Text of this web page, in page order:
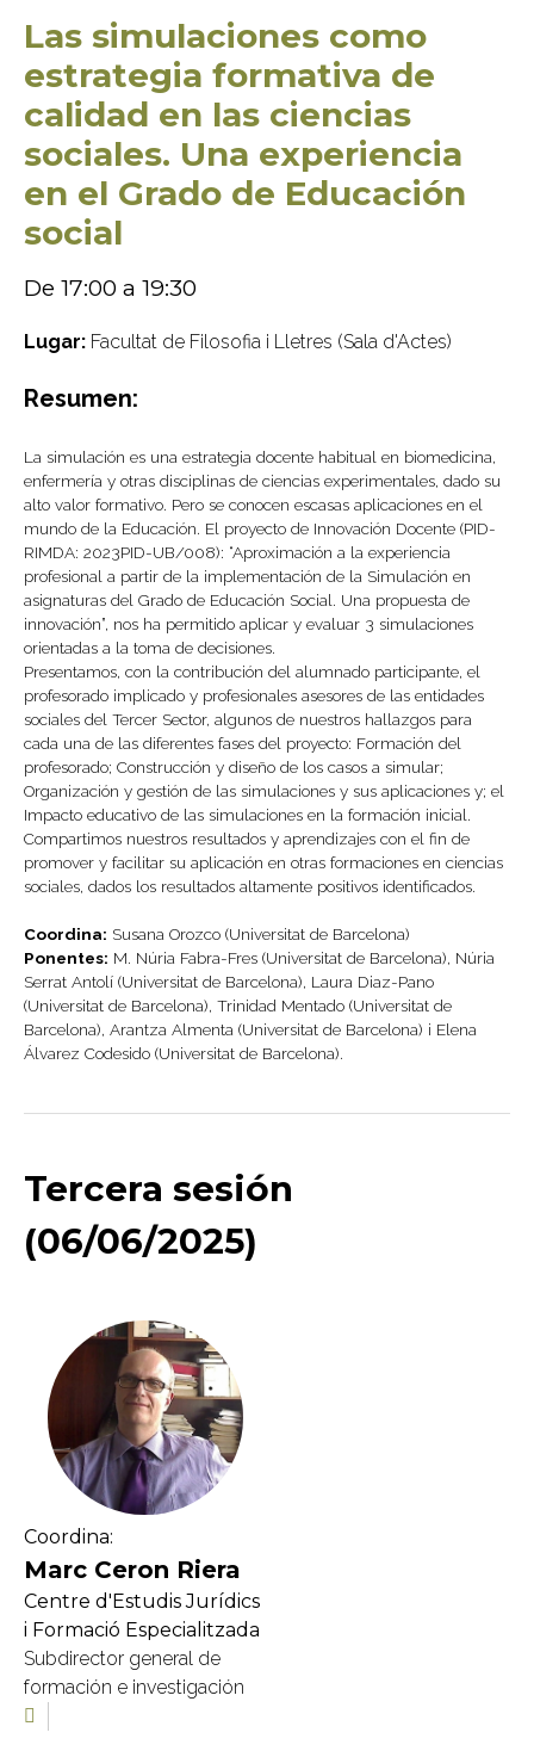
Las simulaciones como
estrategia formativa de
calidad en las ciencias
sociales. Una experiencia
en el Grado de Educación
social
De 17:00 a 19:30
Lugar: Facultat de Filosofia i Lletres (Sala d'Actes)
Resumen:
La simulación es una estrategia docente habitual en biomedicina,
enfermería y otras disciplinas de ciencias experimentales, dado su
alto valor formativo. Pero se conocen escasas aplicaciones en el
mundo de la Educación. El proyecto de Innovación Docente (PID-
RIMDA: 2023PID-UB/008): “Aproximación a la experiencia
profesional a partir de la implementación de la Simulación en
asignaturas del Grado de Educación Social. Una propuesta de
innovación”, nos ha permitido aplicar y evaluar 3 simulaciones
orientadas a la toma de decisiones.
Presentamos, con la contribución del alumnado participante, el
profesorado implicado y profesionales asesores de las entidades
sociales del Tercer Sector, algunos de nuestros hallazgos para
cada una de las diferentes fases del proyecto: Formación del
profesorado; Construcción y diseño de los casos a simular;
Organización y gestión de las simulaciones y sus aplicaciones y; el
Impacto educativo de las simulaciones en la formación inicial.
Compartimos nuestros resultados y aprendizajes con el fin de
promover y facilitar su aplicación en otras formaciones en ciencias
sociales, dados los resultados altamente positivos identificados.
Coordina: Susana Orozco (Universitat de Barcelona)
Ponentes: M. Núria Fabra-Fres (Universitat de Barcelona), Núria
Serrat Antolí (Universitat de Barcelona), Laura Diaz-Pano
(Universitat de Barcelona), Trinidad Mentado (Universitat de
Barcelona), Arantza Almenta (Universitat de Barcelona) i Elena
Álvarez Codesido (Universitat de Barcelona).
Tercera sesión
(06/06/2025)
Coordina:
Marc Ceron Riera
Centre d'Estudis Jurídics
i Formació Especialitzada
Subdirector general de
formación e investigación